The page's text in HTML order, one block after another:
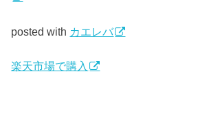
posted with カエレバ
楽天市場で購入